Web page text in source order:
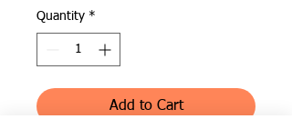
Quantity *
Add to Cart